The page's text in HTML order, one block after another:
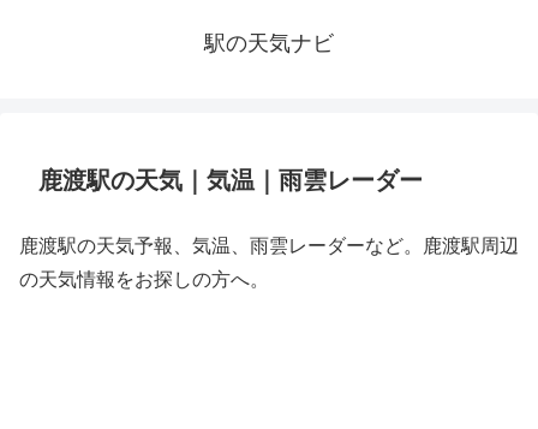
駅の天気ナビ
鹿渡駅の天気｜気温｜雨雲レーダー
鹿渡駅の天気予報、気温、雨雲レーダーなど。鹿渡駅周辺
の天気情報をお探しの方へ。